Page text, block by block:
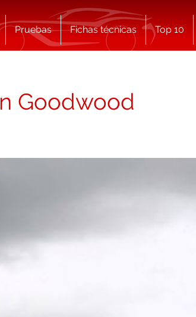
Pruebas Fichas técnicas Top 10
Goodwood